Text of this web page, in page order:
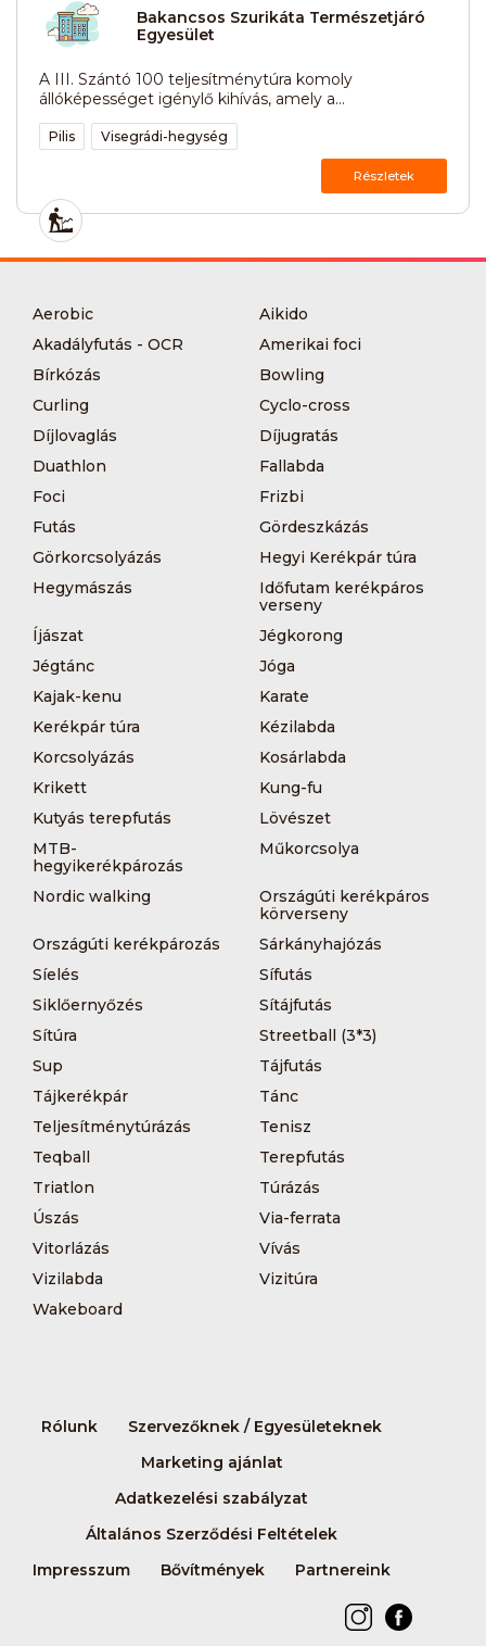
Bakancsos Szurikáta Természetjáró
Egyesület
A III. Szántó 100 teljesítménytúra komoly
állóképességet igénylő kihívás, amely a...
Pilis Visegrádi-hegység
Részletek
Aerobic
Aikido
Akadályfutás - OCR
Amerikai foci
Bírkózás
Bowling
Curling
Cyclo-cross
Díjlovaglás
Díjugratás
Duathlon
Fallabda
Foci
Frizbi
Futás
Gördeszkázás
Görkorcsolyázás
Hegyi Kerékpár túra
Hegymászás
Időfutam kerékpáros
verseny
Íjászat
Jégkorong
Jégtánc
Jóga
Kajak-kenu
Karate
Kerékpár túra
Kézilabda
Korcsolyázás
Kosárlabda
Krikett
Kung-fu
Kutyás terepfutás
Lövészet
MTB-
hegyikerékpározás
Műkorcsolya
Nordic walking
Országúti kerékpáros
körverseny
Országúti kerékpározás
Sárkányhajózás
Síelés
Sífutás
Siklőernyőzés
Sítájfutás
Sítúra
Streetball (3*3)
Sup
Tájfutás
Tájkerékpár
Tánc
Teljesítménytúrázás
Tenisz
Teqball
Terepfutás
Triatlon
Túrázás
Úszás
Via-ferrata
Vitorlázás
Vívás
Vizilabda
Vizitúra
Wakeboard
Rólunk
Szervezőknek / Egyesületeknek
Marketing ajánlat
Adatkezelési szabályzat
Általános Szerződési Feltételek
Impresszum
Bővítmények Partnereink